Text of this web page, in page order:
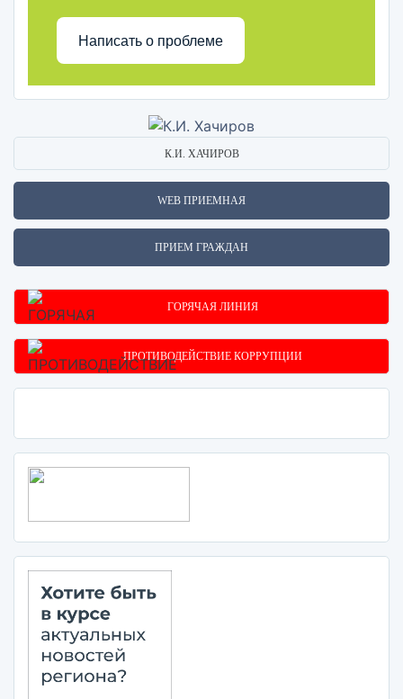
Написать о проблеме
К.И. ХАЧИРОВ
WEB ПРИЕМНАЯ
ПРИЕМ ГРАЖДАН
ГОРЯЧАЯ ЛИНИЯ
ПРОТИВОДЕЙСТВИЕ КОРРУПЦИИ